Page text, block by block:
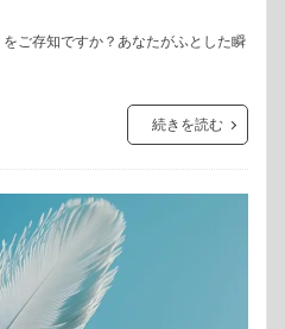
ご存知ですか？あなたがふとした瞬
続きを読む